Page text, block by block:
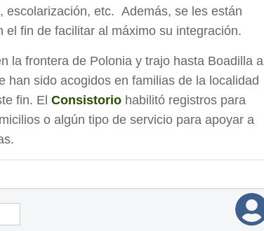
escolarización, etc. Además, se les están
fin de facilitar al máximo su integración.
la frontera de Polonia y trajo hasta Boadilla a
han sido acogidos en familias de la localidad
fin. El Consistorio habilitó registros para
o algún tipo de servicio para apoyar a